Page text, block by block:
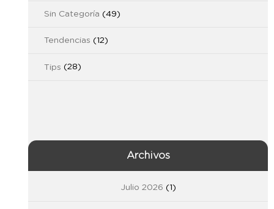
Sin Categoría (49)
Tendencias (12)
Tips (28)
Archivos
Julio 2026 (1)